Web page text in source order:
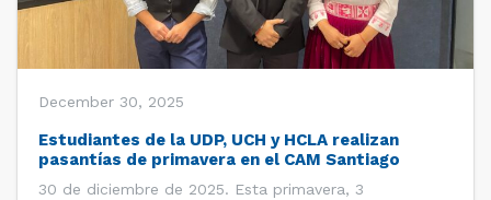
December 30, 2025
Estudiantes de la UDP, UCH y HCLA realizan
pasantías de primavera en el CAM Santiago
30 de diciembre de 2025. Esta primavera, 3